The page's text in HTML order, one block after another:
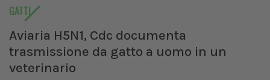
GATTI
Aviaria H5N1, Cdc documenta
trasmissione da gatto a uomo in un
veterinario